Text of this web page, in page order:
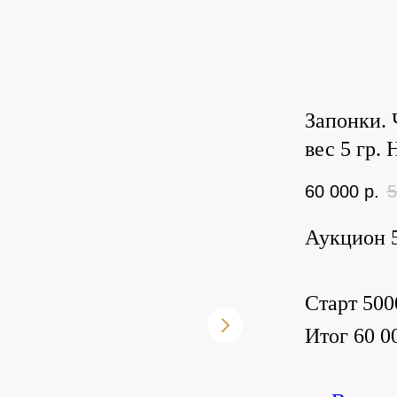
Запонки.
вес 5 гр.
60 000 р.
Аукцион
Старт
Итог 60